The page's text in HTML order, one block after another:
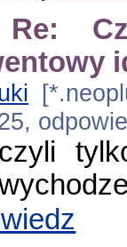
Re:
czyli